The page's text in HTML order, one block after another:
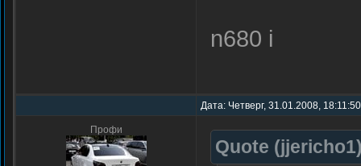
n680 i
Дата: Четверг, 31.01.2008,
Профи
Quote (jjericho1